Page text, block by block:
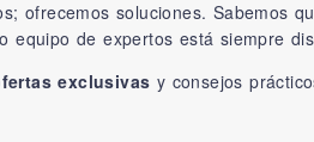
ofrecemos soluciones. Sabemos
equipo de expertos está siempre
exclusivas y consejos